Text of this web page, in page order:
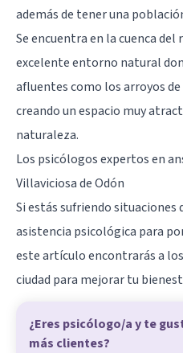
además de tener una
Se encuentra en la cuenca del
excelente entorno natural
afluentes como los arroyos de
creando un espacio muy
naturaleza.
Los psicólogos expertos en
Villaviciosa de Odón
Si estás sufriendo situaciones
asistencia psicológica para
este artículo encontrarás a
ciudad para mejorar tu
¿Eres psicólogo/a y te
más clientes?